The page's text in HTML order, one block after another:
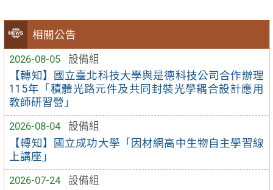
相關公告
2026-08-05
設備組
【轉知】國立臺北科技大學與是德科技公司合作辦理
115年「積體光路元件及共同封裝光學耦合設計應用
教師研習營」
2026-08-04
設備組
【轉知】國立成功大學「因材網高中生物自主學習線
上講座」
2026-07-24
設備組